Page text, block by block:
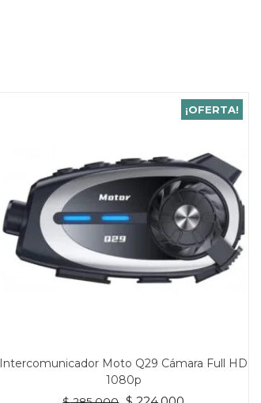
¡OFERTA!
Intercomunicador Moto Q29 Cámara Full HD
1080p
El